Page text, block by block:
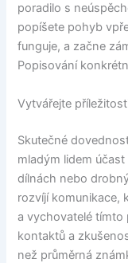
poradilo s
popíšete pohyb
funguje, a začne
Popisování
Vytvářejte
Skutečné
mladým lidem
dílnách nebo
rozvíjí komunikace,
a vychovatelé
kontaktů a
než průměrná